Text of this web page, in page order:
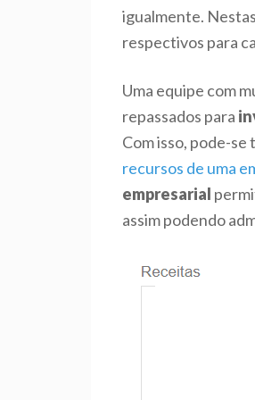
igualmente.
respectivos para
Uma equipe com
repassados para
Com isso, pode-
recursos de uma
empresarial
assim podendo